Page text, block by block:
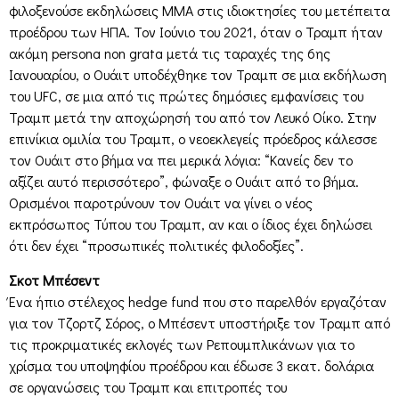
φιλοξενούσε εκδηλώσεις ΜΜΑ στις ιδιοκτησίες του μετέπειτα
προέδρου των ΗΠΑ. Τον Ιούνιο του 2021, όταν ο Τραμπ ήταν
ακόμη persona non grata μετά τις ταραχές της 6ης
Ιανουαρίου, ο Ουάιτ υποδέχθηκε τον Τραμπ σε μια εκδήλωση
του UFC, σε μια από τις πρώτες δημόσιες εμφανίσεις του
Τραμπ μετά την αποχώρησή του από τον Λευκό Οίκο. Στην
επινίκια ομιλία του Τραμπ, ο νεοεκλεγείς πρόεδρος κάλεσσε
τον Ουάιτ στο βήμα να πει μερικά λόγια: “Κανείς δεν το
αξίζει αυτό περισσότερο”, φώναξε ο Ουάιτ από το βήμα.
Ορισμένοι παροτρύνουν τον Ουάιτ να γίνει ο νέος
εκπρόσωπος Τύπου του Τραμπ, αν και ο ίδιος έχει δηλώσει
ότι δεν έχει “προσωπικές πολιτικές φιλοδοξίες”.
Σκοτ Μπέσεντ
Ένα ήπιο στέλεχος hedge fund που στο παρελθόν εργαζόταν
για τον Τζορτζ Σόρος, ο Μπέσεντ υποστήριξε τον Τραμπ από
τις προκριματικές εκλογές των Ρεπουμπλικάνων για το
χρίσμα του υποψηφίου προέδρου και έδωσε 3 εκατ. δολάρια
σε οργανώσεις του Τραμπ και επιτροπές του